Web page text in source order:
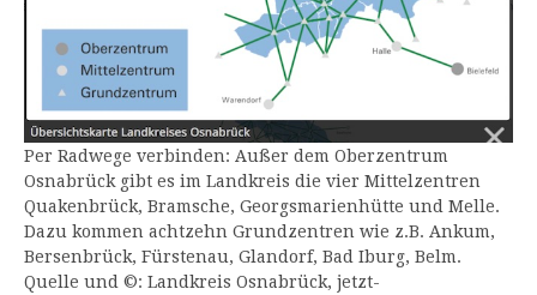
Per Radwege verbinden: Außer dem Oberzentrum
Osnabrück gibt es im Landkreis die vier Mittelzentren
Quakenbrück, Bramsche, Georgsmarienhütte und Melle.
Dazu kommen achtzehn Grundzentren wie z.B. Ankum,
Bersenbrück, Fürstenau, Glandorf, Bad Iburg, Belm.
Quelle und ©: Landkreis Osnabrück, jetzt-